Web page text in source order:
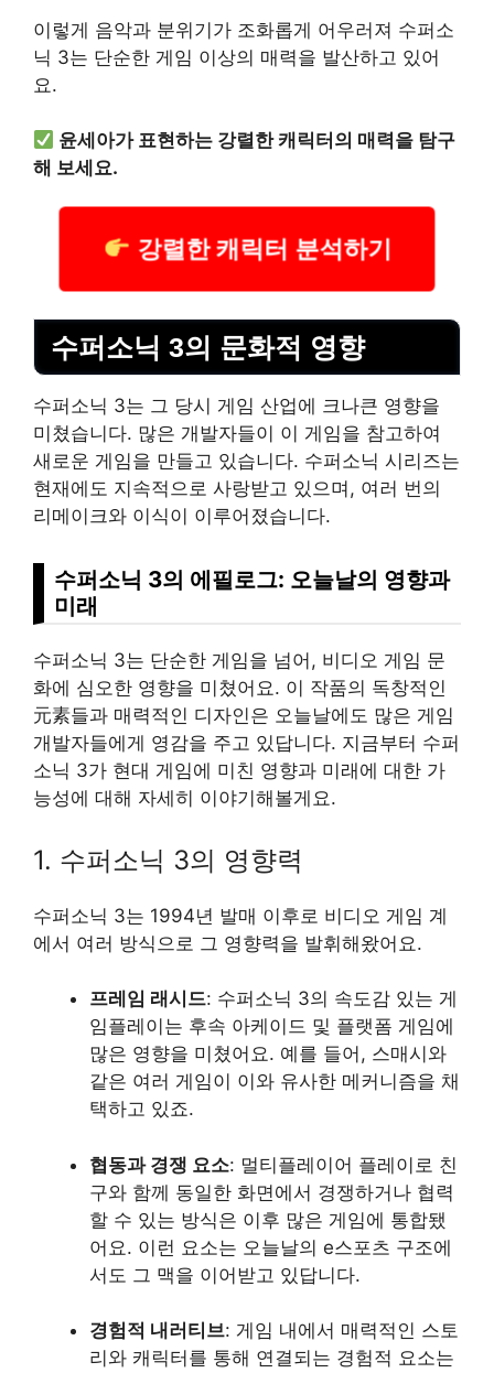
이렇게 음악과 분위기가 조화롭게 어우러져 수퍼소
닉 3는 단순한 게임 이상의 매력을 발산하고 있어
요.
윤세아가 표현하는 강렬한 캐릭터의 매력을 탐구
해 보세요.
강렬한 캐릭터 분석하기
수퍼소닉 3의 문화적 영향
수퍼소닉 3는 그 당시 게임 산업에 크나큰 영향을
미쳤습니다. 많은 개발자들이 이 게임을 참고하여
새로운 게임을 만들고 있습니다. 수퍼소닉 시리즈는
현재에도 지속적으로 사랑받고 있으며, 여러 번의
리메이크와 이식이 이루어졌습니다.
수퍼소닉 3의 에필로그: 오늘날의 영향과
미래
수퍼소닉 3는 단순한 게임을 넘어, 비디오 게임 문
화에 심오한 영향을 미쳤어요. 이 작품의 독창적인
元素들과 매력적인 디자인은 오늘날에도 많은 게임
개발자들에게 영감을 주고 있답니다. 지금부터 수퍼
소닉 3가 현대 게임에 미친 영향과 미래에 대한 가
능성에 대해 자세히 이야기해볼게요.
1. 수퍼소닉 3의 영향력
수퍼소닉 3는 1994년 발매 이후로 비디오 게임 계
에서 여러 방식으로 그 영향력을 발휘해왔어요.
프레임 래시드: 수퍼소닉 3의 속도감 있는 게
임플레이는 후속 아케이드 및 플랫폼 게임에
많은 영향을 미쳤어요. 예를 들어, 스매시와
같은 여러 게임이 이와 유사한 메커니즘을 채
택하고 있죠.
협동과 경쟁 요소: 멀티플레이어 플레이로 친
구와 함께 동일한 화면에서 경쟁하거나 협력
할 수 있는 방식은 이후 많은 게임에 통합됐
어요. 이런 요소는 오늘날의 e스포츠 구조에
서도 그 맥을 이어받고 있답니다.
경험적 내러티브: 게임 내에서 매력적인 스토
리와 캐릭터를 통해 연결되는 경험적 요소는